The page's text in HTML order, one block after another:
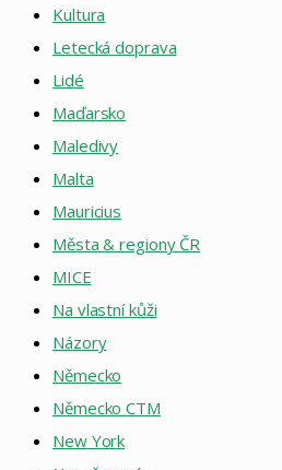
Kultura
Letecká doprava
Lidé
Maďarsko
Maledivy
Malta
Mauricius
Města & regiony ČR
MICE
Na vlastní kůži
Názory
Německo
Německo CTM
New York